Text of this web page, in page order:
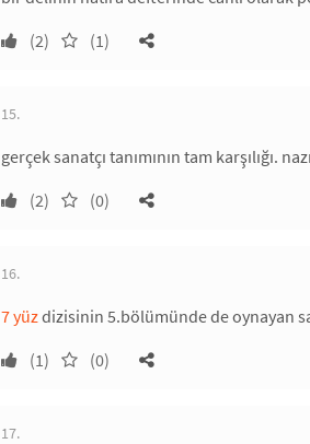
(2)
(1)
15.
gerçek sanatçı tanımının tam karşılığı.
(2)
(0)
16.
7 yüzdizisinin 5.bölümünde de oynayan
(1)
(0)
17.